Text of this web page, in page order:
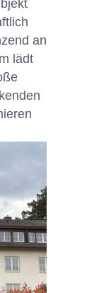
an
lädt